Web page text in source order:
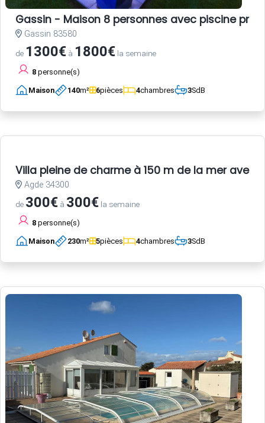
Gassin - Maison 8 personnes avec piscine
Gassin 83580
de 1300€ à 1800€ la semaine
8 personne(s)
Maison 140m² 6pièces 4chambres 3SdB
Villa pleine de charme à 150 m de la mer avec
Agde 34300
de 300€ à 300€ la semaine
8 personne(s)
Maison 230m² 5pièces 4chambres 3SdB